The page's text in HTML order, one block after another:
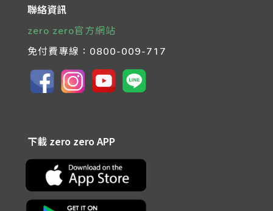
聯絡資訊
zero zero官方網站
免付費專線： 0800-009-717
下載 zero zero APP